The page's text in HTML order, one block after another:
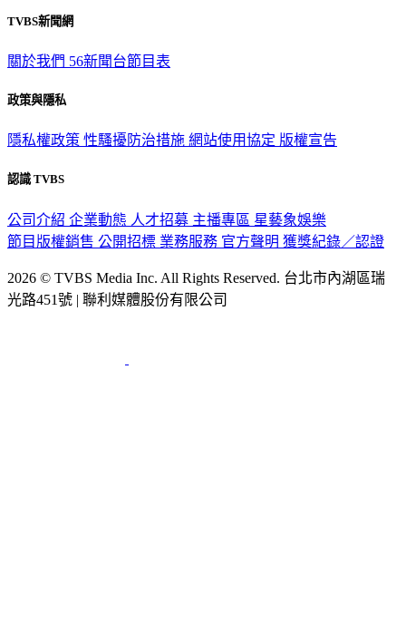
TVBS新聞網
關於我們 56新聞台節目表
政策與隱私
隱私權政策 性騷擾防治措施 網站使用協定 版權宣告
認識 TVBS
公司介紹 企業動態 人才招募 主播專區 星藝象娛樂
節目版權銷售 公開招標 業務服務 官方聲明 獲獎紀錄／認證
2026 © TVBS Media Inc. All Rights Reserved. 台北市內湖區瑞
光路451號 | 聯利媒體股份有限公司